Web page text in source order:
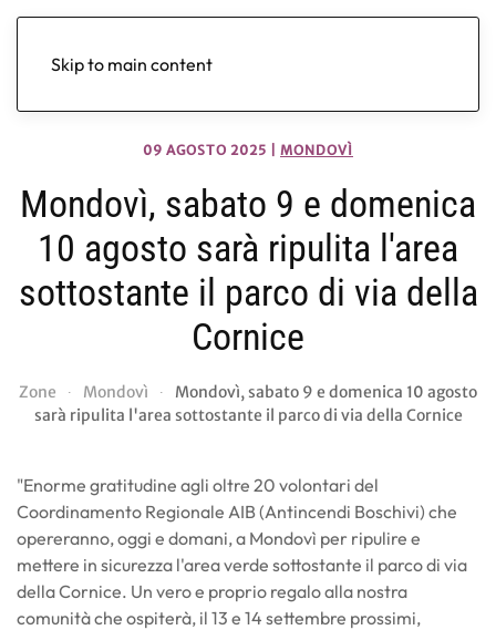
Skip to main content
09 AGOSTO 2025 MONDOVÌ
Mondovì, sabato 9 e domenica
10 agosto sarà ripulita l'area
sottostante il parco di via della
Cornice
Zone Mondovì
Mondovì, sabato 9 e domenica 10 agosto
sarà ripulita l'area sottostante il parco di via della Cornice
"Enorme gratitudine agli oltre 20 volontari del
Coordinamento Regionale AIB (Antincendi Boschivi) che
opereranno, oggi e domani, a Mondovì per ripulire e
mettere in sicurezza l'area verde sottostante il parco di via
della Cornice. Un vero e proprio regalo alla nostra
comunità che ospiterà, il 13 e 14 settembre prossimi,